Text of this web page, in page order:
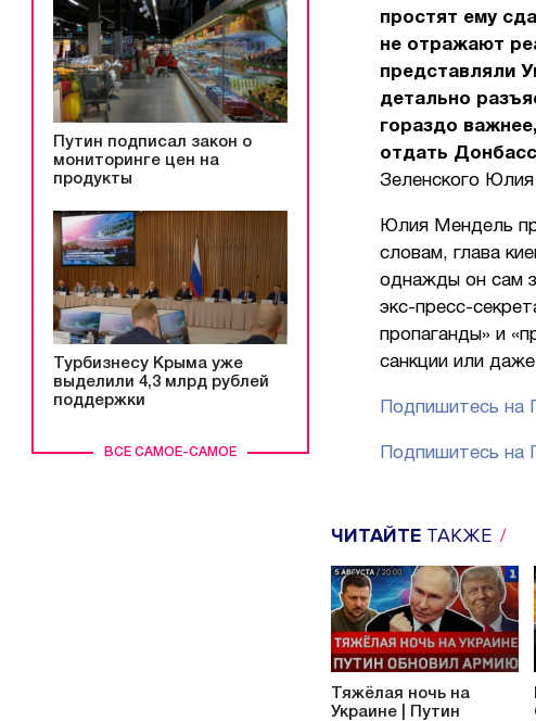
ВСЕ САМОЕ-САМОЕ
Путин подписал закон о
мониторинге цен на
продукты
Турбизнесу Крыма уже
выделили 4,3 млрд рублей
поддержки
простят ему
не отражают
представляли
детально
гораздо
отдать
Зеленского
Юлия Мендель
словам, глава
однажды он сам
экс-пресс-
пропаганды» и
санкции или
Подпишитесь на
Подпишитесь на
ЧИТАЙТЕ ТАКЖЕ
Тяжёлая ночь на
Украине | Путин